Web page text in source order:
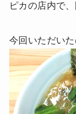
ピカの店内で
今回いただいた